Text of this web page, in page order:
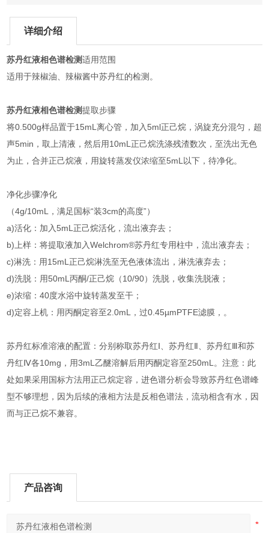
详细介绍
苏丹红液相色谱检测适用范围
适用于辣椒油、辣椒酱中苏丹红的检测。
苏丹红液相色谱检测提取步骤
将0.500g样品置于15mL离心管，加入5ml正己烷，涡旋充分混匀，超
声5min，取上清液，然后用10mL正己烷洗涤残渣数次，至洗出无色
为止，合并正己烷液，用旋转蒸发仪浓缩至5mL以下，待净化。
净化步骤净化
（4g/10mL，满足国标“装3cm的高度”）
a)活化：加入5mL正己烷活化，流出液弃去；
b)上样：将提取液加入Welchrom®苏丹红专用柱中，流出液弃去；
c)淋洗：用15mL正己烷淋洗至无色液体流出，淋洗液弃去；
d)洗脱：用50mL丙酮/正己烷（10/90）洗脱，收集洗脱液；
e)浓缩：40度水浴中旋转蒸发至干；
d)定容上机：用丙酮定容至2.0mL，过0.45µmPTFE滤膜，。
苏丹红标准溶液的配置：分别称取苏丹红Ⅰ、苏丹红Ⅱ、苏丹红Ⅲ和苏
丹红Ⅳ各10mg，用3mL乙醚溶解后用丙酮定容至250mL。注意：此
处如果采用国标方法用正己烷定容，进色谱分析会导致苏丹红色谱峰
型不够理想，因为后续的液相方法是反相色谱法，流动相含有水，因
而与正己烷不兼容。
产品咨询